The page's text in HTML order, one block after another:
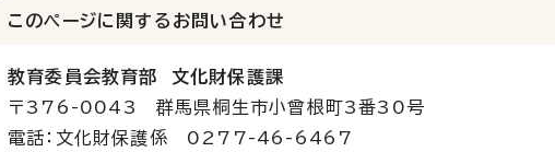
このページに関する お問い合わせ
教育委員会教育部 文化財保護課
〒376-0043 群馬県桐生市小曾根町3番30号
電話：文化財保護係 0277-46-6467